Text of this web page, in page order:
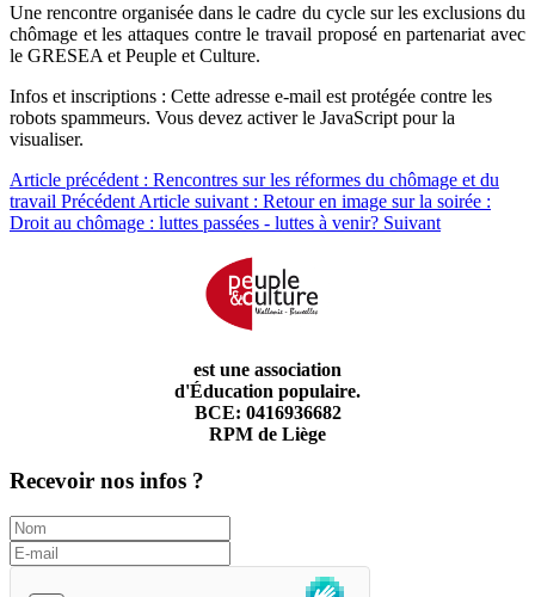
Une rencontre organisée dans le cadre du cycle sur les exclusions du
chômage et les attaques contre le travail proposé en partenariat avec
le GRESEA et Peuple et Culture.
Infos et inscriptions : Cette adresse e-mail est protégée contre les
robots spammeurs. Vous devez activer le JavaScript pour la
visualiser.
Article précédent : Rencontres sur les réformes du chômage et du
travail Précédent Article suivant : Retour en image sur la soirée :
Droit au chômage : luttes passées - luttes à venir? Suivant
est une association
d'Éducation populaire.
BCE: 0416936682
RPM de Liège
Recevoir nos infos ?